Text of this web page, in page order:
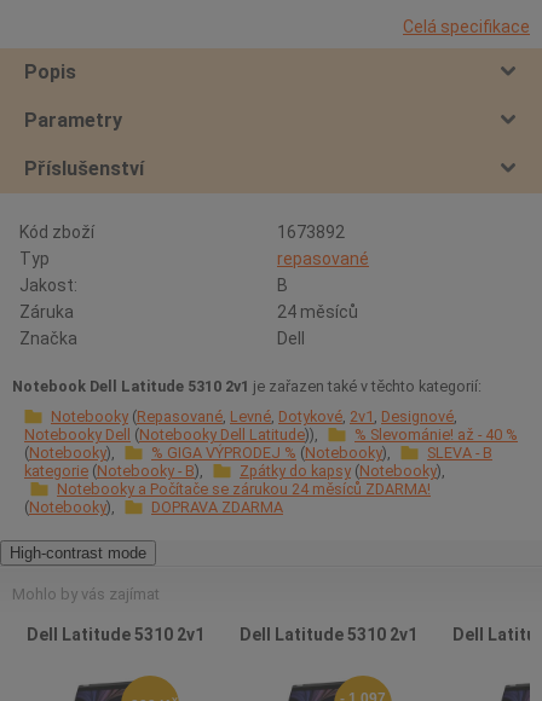
Celá specifikace
Popis
Parametry
Příslušenství
Kód zboží
1673892
Typ
repasované
Jakost:
B
Záruka
24 měsíců
Značka
Dell
Notebook Dell Latitude 5310 2v1 je zařazen také v těchto kategorií:
Notebooky Repasované Levné Dotykové 2v1 Designové
Notebooky Dell
Notebooky Dell Latitude
% Slevománie! až - 40 %
Notebooky
% GIGA VÝPRODEJ % Notebooky
SLEVA - B
kategorie Notebooky - B Zpátky do kapsy Notebooky
Notebooky a Počítače se zárukou 24 měsíců ZDARMA!
Notebooky
DOPRAVA ZDARMA
High-contrast mode
Mohlo by vás zajímat
Dell Latitude 5310 2v1 Dell Latitude 5310 2v1 Dell